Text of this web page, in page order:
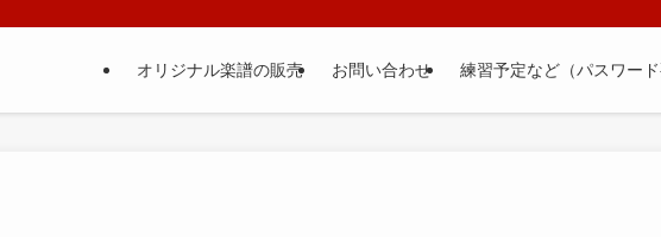
オリジナル楽譜の販売 お問い合わせ 練習予定など（パスワー